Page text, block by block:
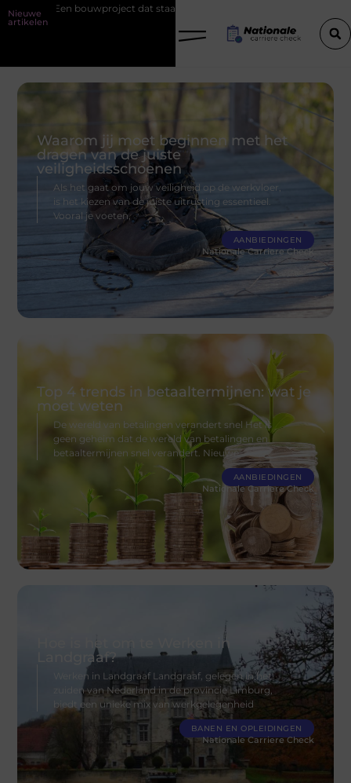
Nieuwe
artikelen
dat staat begint bij de fundering
Waarom jij moet beginnen met het
dragen van de juiste
veiligheidsschoenen
Als het gaat om jouw veiligheid op de werkvloer,
is het kiezen van de juiste uitrusting essentieel.
Vooral je voeten,
AANBIEDINGEN
Nationale Carriere Check
Top 4 trends in betaaltermijnen: wat je
moet weten
De wereld van betalingen verandert snel Het is
geen geheim dat de wereld van betalingen en
betaaltermijnen snel verandert. Nieuwe
AANBIEDINGEN
Nationale Carriere Check
Hoe is het om te Werken in
Landgraaf?
Werken in Landgraaf Landgraaf, gelegen in het
zuiden van Nederland in de provincie Limburg,
biedt een unieke mix van werkgelegenheid
BANEN EN OPLEIDINGEN
Nationale Carriere Check